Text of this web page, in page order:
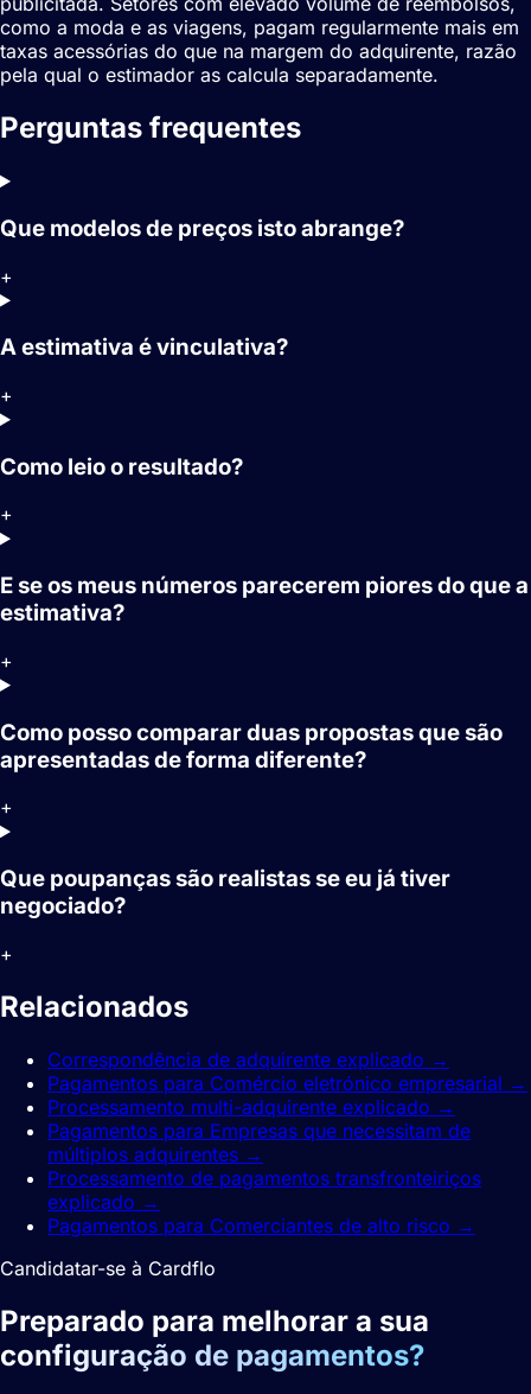
como a moda e as viagens, pagam regularmente mais em
taxas acessórias do que na margem do adquirente, razão
pela qual o estimador as calcula separadamente.
Perguntas frequentes
Que modelos de preços isto abrange?
+
A estimativa é vinculativa?
+
Como leio o resultado?
+
E se os meus números parecerem piores do que a
estimativa?
+
Como posso comparar duas propostas que são
apresentadas de forma diferente?
+
Que poupanças são realistas se eu já tiver
negociado?
+
Relacionados
Correspondência de adquirente explicado →
Pagamentos para Comércio eletrónico empresarial →
Processamento multi-adquirente explicado →
Pagamentos para Empresas que necessitam de
múltiplos adquirentes →
Processamento de pagamentos transfronteiriços
explicado →
Pagamentos para Comerciantes de alto risco →
Candidatar-se à Cardflo
Preparado para melhorar a sua
configuração de pagamentos?